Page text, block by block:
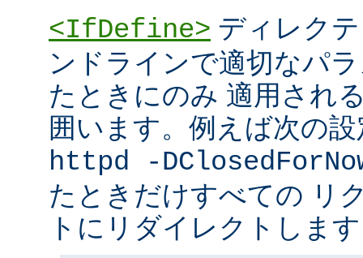
<IfDefine> ディレク
ンドラインで適切なパ
たときにのみ 適用され
囲います。例えば次の
httpd -
たときだけすべての リ
トにリダイレクトしま